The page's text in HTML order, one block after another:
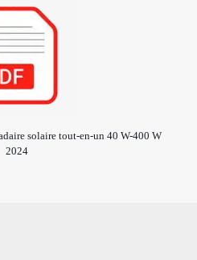
solaire tout-en-un 40 W-400 W
2024